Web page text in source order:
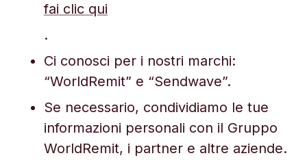
fai clic qui
.
Ci conosci per i nostri marchi:
“WorldRemit” e “Sendwave”.
Se necessario, condividiamo le tue
informazioni personali con il Gruppo
WorldRemit, i partner e altre aziende.